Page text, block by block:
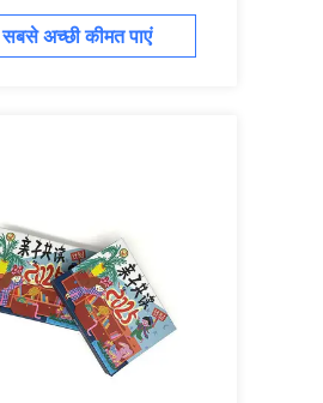
सबसे अच्छी कीमत पाएं